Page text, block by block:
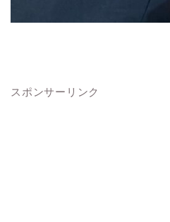
スポンサーリンク